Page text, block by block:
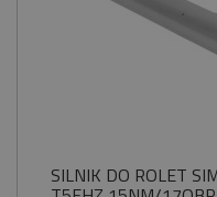
SILNIK DO ROLET